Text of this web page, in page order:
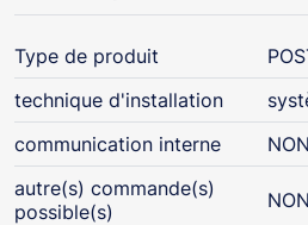
Type de produit
technique d'installation
communication interne
NON
autre(s) commande(s)
possible(s)
NON